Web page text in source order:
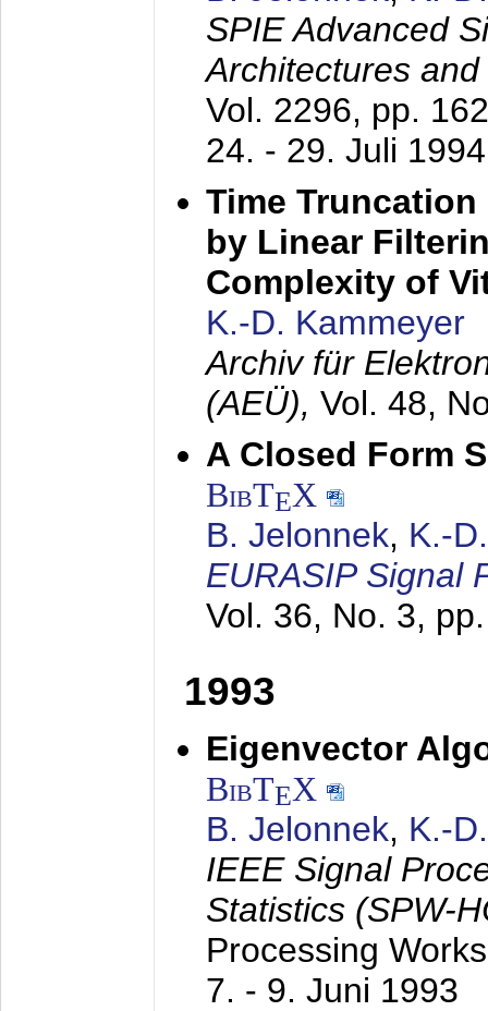
SPIE Advanced
Architectures
Vol. 2296, pp.
24. - 29. Juli 1994
Time
by Linear
Complexity of
K.-D. Kammeyer
Archiv für
(AEÜ), Vol. 48,
A Closed Form
BibTEX
B. Jelonnek, K.-
EURASIP Signal
Vol. 36, No. 3,
1993
Eigenvector
BibTEX
B. Jelonnek, K.-
IEEE Signal
Statistics (SPW-
Processing
7. - 9. Juni 1993